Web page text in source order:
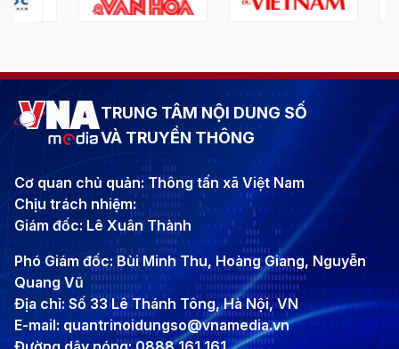
TRUNG TÂM NỘI DUNG SỐ
VÀ TRUYỀN THÔNG
Cơ quan chủ quản: Thông tấn xã Việt Nam
Chịu trách nhiệm:
Giám đốc: Lê Xuân Thành
Phó Giám đốc: Bùi Minh Thu, Hoàng Giang, Nguyễn
Quang Vũ
Địa chỉ: Số 33 Lê Thánh Tông, Hà Nội, VN
E-mail: quantrinoidungso@vnamedia.vn